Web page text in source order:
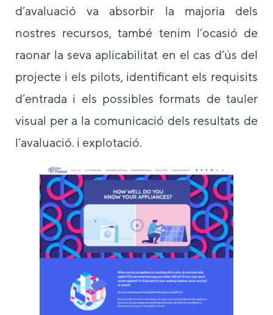
d’avaluació va absorbir la majoria dels
nostres recursos, també tenim l’ocasió de
raonar la seva aplicabilitat en el cas d’ús del
projecte i els pilots, identificant els requisits
d’entrada i els possibles formats de tauler
visual per a la comunicació dels resultats de
l’avaluació. i explotació.